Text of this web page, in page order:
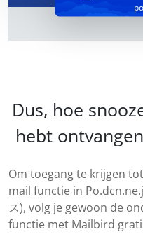
Dus, hoe
hebt
Om toegang te krijgen
mail functie in
ス), volg je gewoon de
functie met Mailbird